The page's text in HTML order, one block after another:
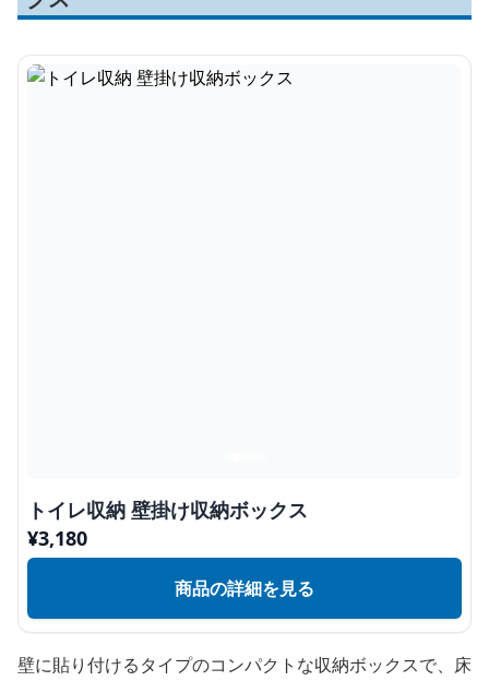
トイレ収納 壁掛け収納ボックス
¥3,180
商品の詳細を見る
壁に貼り付けるタイプのコンパクトな収納ボックスで、床